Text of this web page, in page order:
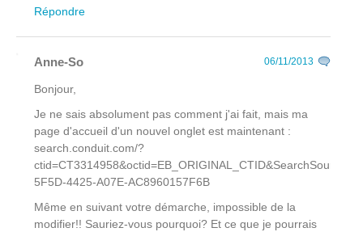
Répondre
Anne-So 06/11/2013
Bonjour,
Je ne sais absolument pas comment j'ai fait, mais ma
page d'accueil d'un nouvel onglet est maintenant :
search.conduit.com/?
5F5D-4425-A07E-AC8960157F6B
Même en suivant votre démarche, impossible de la
modifier!! Sauriez-vous pourquoi? Et ce que je pourrais